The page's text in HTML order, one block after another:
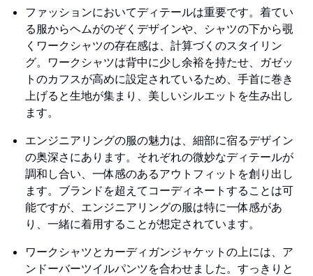
ファッションにおいてディテールは重要です。着てい
る服からヘムがのぞくデザインや、シャツの下から覗
くワークシャツの存在感は、計算づくのスタイリン
グ。ワークシャツは背中に少し余裕を持たせ、ガゼッ
トのカフスが高めに設定されているため、手首に巻き
上げると生地が集まり、美しいシルエットを生み出し
ます。
エンジニアリングの服の魅力は、細部に宿るデザイン
の奥深さにあります。それぞれの微妙なディテールが
調和し合い、一体感のあるアウトフィットを創り出し
ます。ブランドを超えてコーディネートすることは可
能ですが、エンジニアリングの服は特に一体感があ
り、一緒に着用することが想定されています。
ワークシャツとカーディガンジャケットの上には、ア
ンドーバーツイルパンツを合わせました。すっきりと